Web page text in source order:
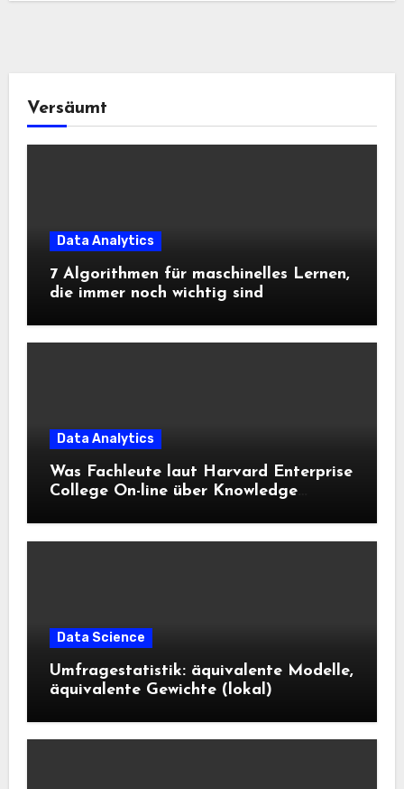
Versäumt
Data Analytics
7 Algorithmen für maschinelles Lernen,
die immer noch wichtig sind
Data Analytics
Was Fachleute laut Harvard Enterprise
College On-line über Knowledge
Data Science
Umfragestatistik: äquivalente Modelle,
äquivalente Gewichte (lokal)